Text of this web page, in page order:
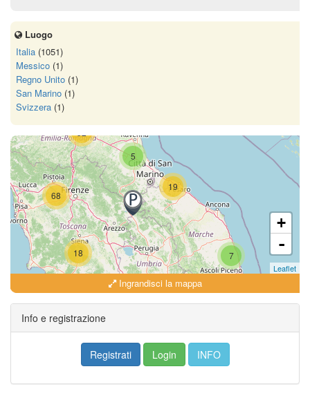
Luogo
Italia (1051)
Messico (1)
Regno Unito (1)
San Marino (1)
Svizzera (1)
5
18
68
19
7
18
+
-
Leaflet
Ingrandisci la mappa
Info e registrazione
Registrati Login INFO